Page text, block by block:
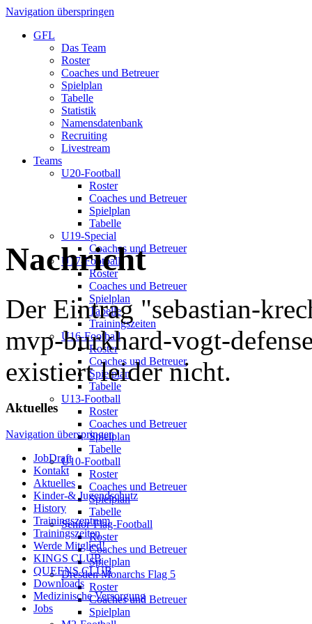
Navigation überspringen
GFL
Das Team
Roster
Coaches und Betreuer
Spielplan
Tabelle
Statistik
Namensdatenbank
Recruiting
Livestream
Teams
U20-Football
Roster
Coaches und Betreuer
Spielplan
Tabelle
U19-Special
Coaches und Betreuer
U17-Football
Roster
Coaches und Betreuer
Spielplan
Tabelle
Trainingszeiten
U16-Football
Roster
Coaches und Betreuer
Spielplan
Tabelle
U13-Football
Roster
Coaches und Betreuer
Spielplan
Tabelle
U10-Football
Roster
Coaches und Betreuer
Spielplan
Tabelle
Senior-Flag-Football
Roster
Coaches und Betreuer
Spielplan
Dresden Monarchs Flag 5
Roster
Coaches und Betreuer
Spielplan
Nachricht
Der Eintrag "sebastian-
mvp-burkhard-vogt-
existiert leider nicht.
Aktuelles
Navigation überspringen
JobDraft
Kontakt
Aktuelles
Kinder-& Jugendschutz
History
Trainingszentrum
Trainingszeiten
Werde Mitglied!
KINGS CLUB
QUEENS CLUB
Downloads
Medizinische Versorgung
Jobs